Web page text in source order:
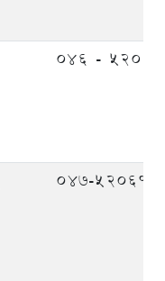
०४६ -
047-520610